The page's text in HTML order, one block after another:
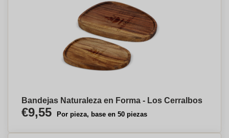
Bandejas Naturaleza en Forma - Los Cerralbos
€9,55 Por pieza, base en 50 piezas